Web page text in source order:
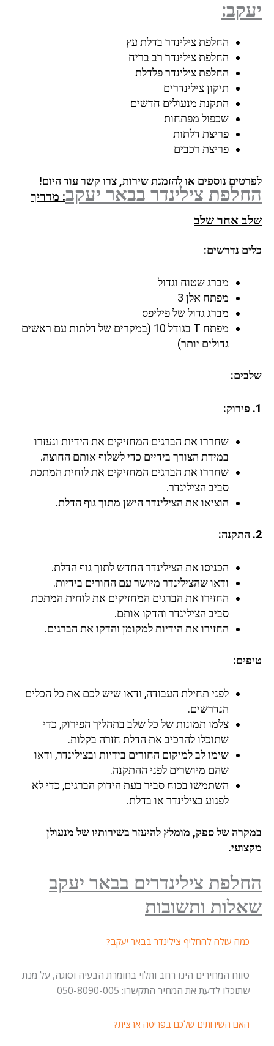
יעקב:
החלפת צילינדר בדלת עץ
החלפת צילינדר רב בריח
החלפת צילינדר פלדלת
תיקון צילינדרים
התקנת מנעולים חדשים
שכפול מפתחות
פריצת דלתות
פריצת רכבים
לפרטים נוספים או להזמנת שירות, צרו קשר עוד היום!
החלפת צילינדר בבאר יעקב: מדריך
שלב אחר שלב
כלים נדרשים:
מברג שטוח וגדול
מפתח אלן 3
מברג גדול של פיליפס
מפתח T בגודל 10 (במקרים של דלתות עם ראשים
גדולים יותר)
שלבים:
1. פירוק:
שחררו את הברגים המחזיקים את הידיות ונעזרו
במידת הצורך בידיים כדי לשלוף אותם החוצה.
שחררו את הברגים המחזיקים את לוחית המתכת
סביב הצילינדר.
הוציאו את הצילינדר הישן מתוך גוף הדלת.
2. התקנה:
הכניסו את הצילינדר החדש לתוך גוף הדלת.
ודאו שהצילינדר מיושר עם החורים בידיות.
החזירו את הברגים המחזיקים את לוחית המתכת
סביב הצילינדר והדקו אותם.
החזירו את הידיות למקומן והדקו את הברגים.
טיפים:
לפני תחילת העבודה, ודאו שיש לכם את כל הכלים
הנדרשים.
צלמו תמונות של כל שלב בתהליך הפירוק, כדי
שתוכלו להרכיב את הדלת חזרה בקלות.
שימו לב למיקום החורים בידיות ובצילינדר, ודאו
שהם מיושרים לפני ההתקנה.
השתמשו בכוח סביר בעת הידוק הברגים, כדי לא
לפגוע בצילינדר או בדלת.
במקרה של ספק, מומלץ להיעזר בשירותיו של מנעולן
מקצועי.
החלפת צילינדרים בבאר יעקב
שאלות ותשובות
כמה עולה להחליף צילינדר בבאר יעקב?
טווח המחירים הינו רחב ותלוי בחומרת הבעיה וסוגה, על מנת
שתוכלו לדעת את המחיר התקשרו: 050-8090-005
האם השירותים שלכם בפריסה ארצית?